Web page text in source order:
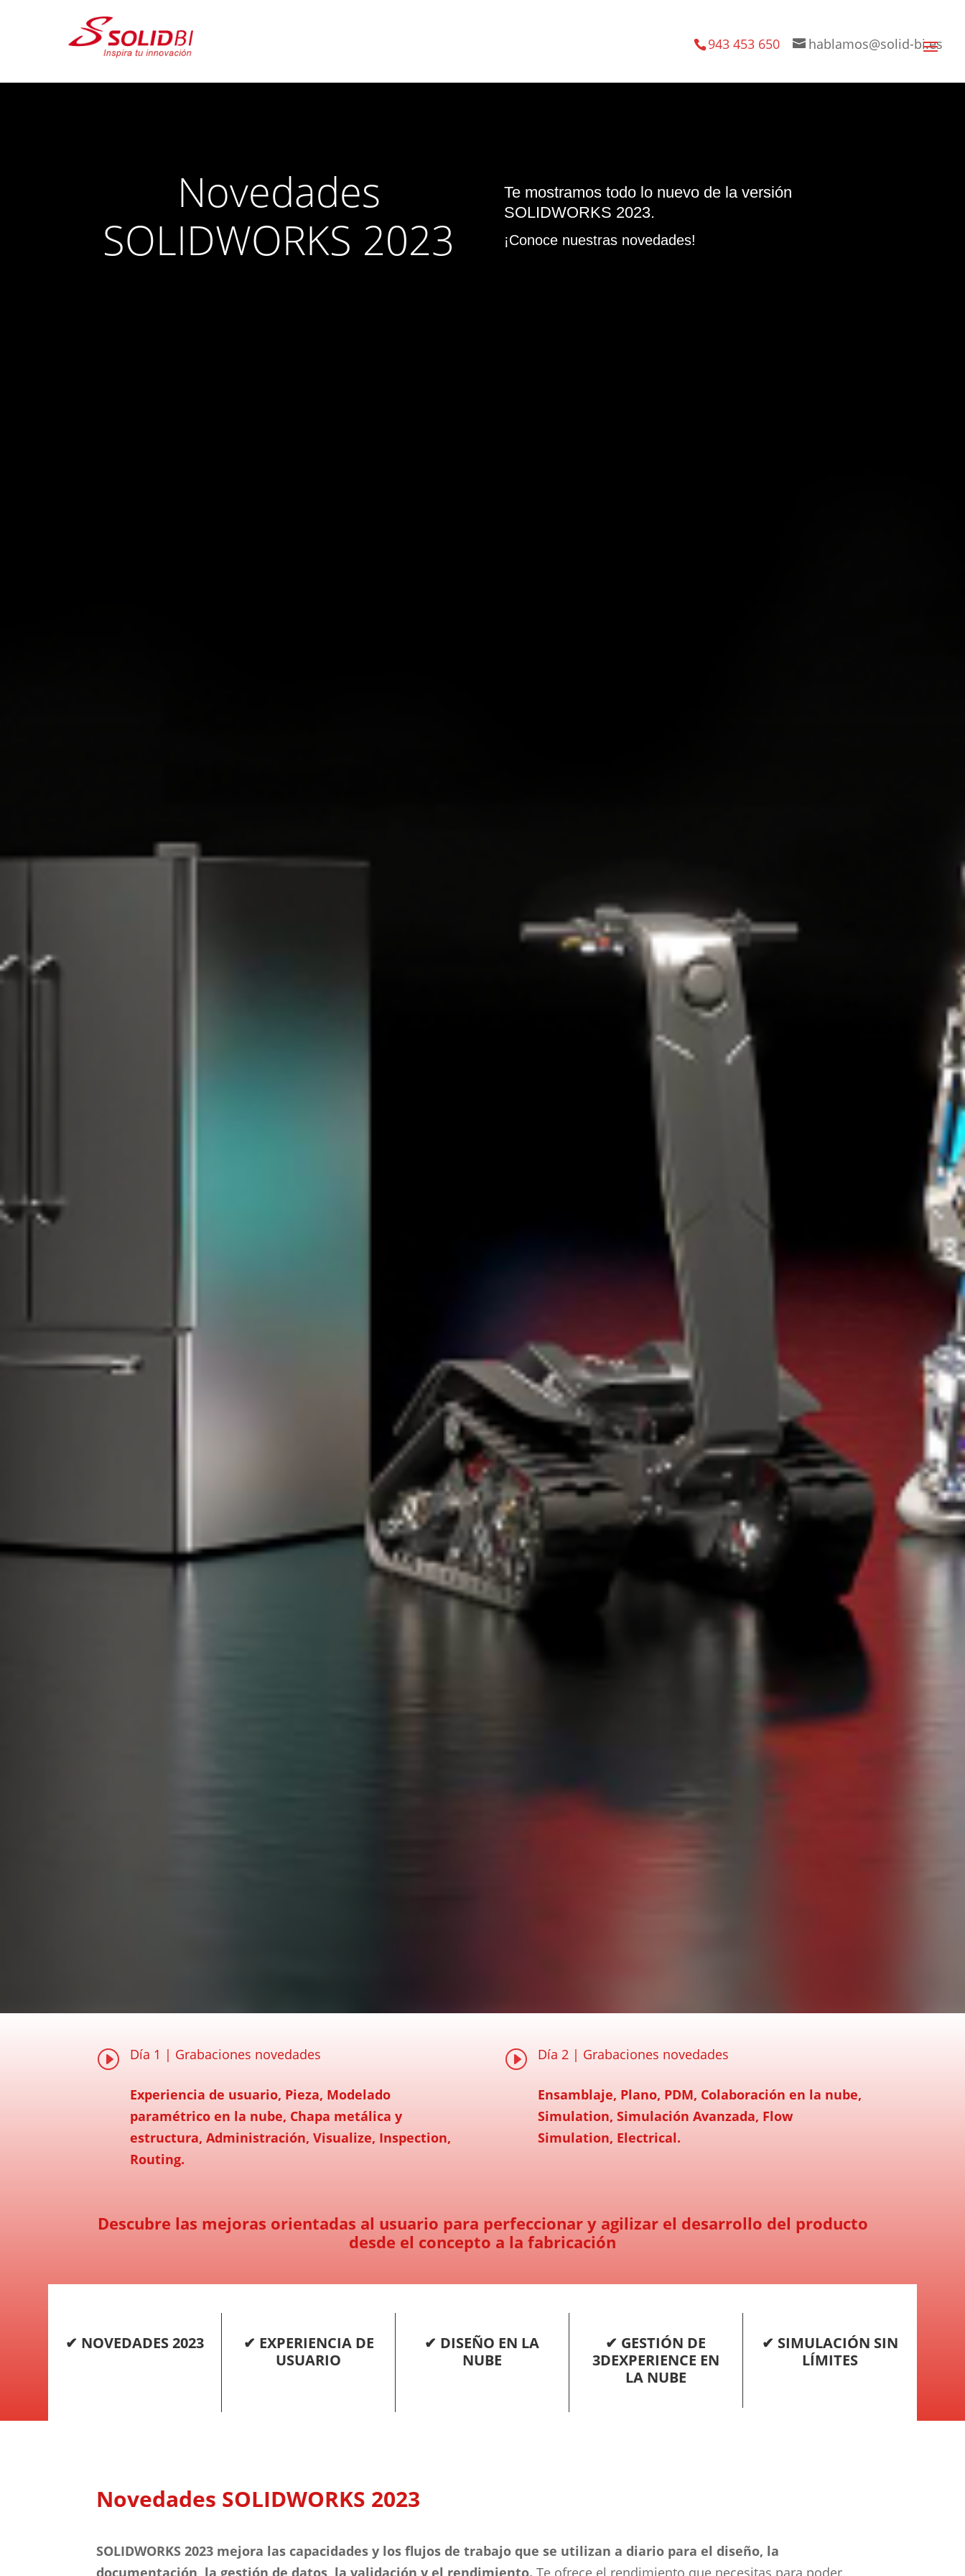
943 453 650 hablamos@solid-bi.es
Novedades
SOLIDWORKS 2023
Te mostramos todo lo nuevo de la versión
SOLIDWORKS 2023.
¡Conoce nuestras novedades!
I Día 1 | Grabaciones novedades
Experiencia de usuario, Pieza, Modelado
paramétrico en la nube, Chapa metálica y
estructura, Administración, Visualize, Inspection,
Routing.
I Día 2 | Grabaciones novedades
Ensamblaje, Plano, PDM, Colaboración en la nube,
Simulation, Simulación Avanzada, Flow
Simulation, Electrical.
Descubre las mejoras orientadas al usuario para perfeccionar y agilizar el desarrollo del producto
desde el concepto a la fabricación
✔ NOVEDADES 2023
✔ EXPERIENCIA DE
USUARIO
✔ DISEÑO EN LA
NUBE
✔ GESTIÓN DE
3DEXPERIENCE EN
LA NUBE
✔ SIMULACIÓN SIN
LÍMITES
Novedades SOLIDWORKS 2023
SOLIDWORKS 2023 mejora las capacidades y los flujos de trabajo que se utilizan a diario para el diseño, la